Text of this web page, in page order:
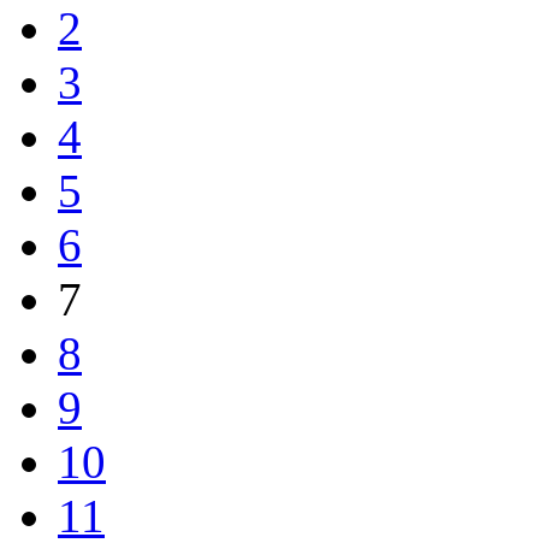
2
3
4
5
6
7
8
9
10
11